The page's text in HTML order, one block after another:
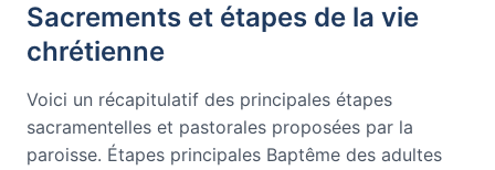
Sacrements et étapes de la vie
chrétienne
Voici un récapitulatif des principales étapes
sacramentelles et pastorales proposées par la
paroisse. Étapes principales Baptême des adultes